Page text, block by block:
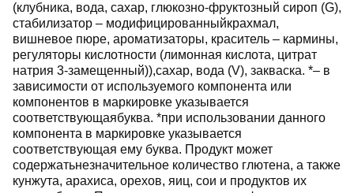
(клубника, вода, сахар, глюкозно-фруктозный сироп (G),
стабилизатор – модифицированныйкрахмал,
вишневое пюре, ароматизаторы, краситель – кармины,
регуляторы кислотности (лимонная кислота, цитрат
натрия 3-замещенный)),сахар, вода (V), закваска. *– в
зависимости от используемого компонента или
компонентов в маркировке указывается
соответствующаябуква. *при использовании данного
компонента в маркировке указывается
соответствующая ему буква. Продукт может
содержатьнезначительное количество глютена, а также
кунжута, арахиса, орехов, яиц, сои и продуктов их